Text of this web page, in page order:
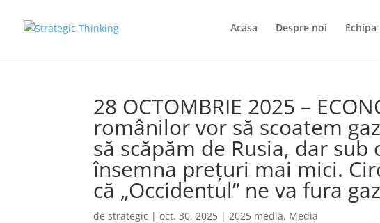
Acasa Despre noi Echipa
28 OCTOMBRIE 2025 –
românilor vor să scoatem
să scăpăm de Rusia, dar
însemna prețuri mai mici.
că „Occidentul” ne va fura
destrategic |oct. 30, 2025 |2025 media, Media